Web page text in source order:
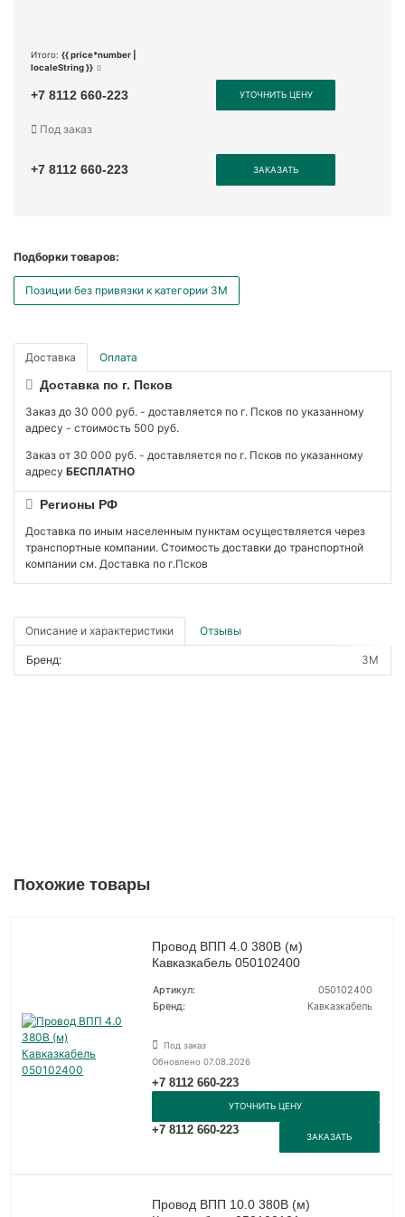
Итого: {{ price*number |
localeString }}
+7 8112 660-223 УТОЧНИТЬ ЦЕНУ
Под заказ
+7 8112 660-223 ЗАКАЗАТЬ
Подборки товаров:
Позиции без привязки к категории 3М
Доставка Оплата
Доставка по г. Псков
Заказ до 30 000 руб. - доставляется по г. Псков по указанному
адресу - стоимость 500 руб.
Заказ от 30 000 руб. - доставляется по г. Псков по указанному
адресу БЕСПЛАТНО
Регионы РФ
Доставка по иным населенным пунктам осуществляется через
транспортные компании. Стоимость доставки до транспортной
компании см. Доставка по г.Псков
Описание и характеристики Отзывы
Бренд: 3М
Похожие товары
Провод ВПП 4.0 380В (м)
Кавказкабель 050102400
Артикул:
050102400
Бренд:
Кавказкабель
Под заказ
Обновлено 07.08.2026
+7 8112 660-223
УТОЧНИТЬ ЦЕНУ
+7 8112 660-223
ЗАКАЗАТЬ
Провод ВПП 10.0 380В (м)